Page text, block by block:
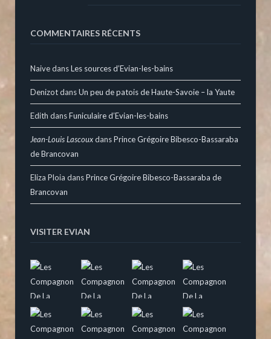
COMMENTAIRES RÉCENTS
NaivedansLes sources d’Evian-les-bains
DenizotdansUn peu de patois de Haute-Savoie – la Yaute
Edith dansFuniculaire d’Evian-les-bains
Jean-Louis LascouxdansPrince Grégoire Bibesco-Bassaraba
de Brancovan
Eliza Ploia dansPrince Grégoire Bibesco-Bassaraba de
Brancovan
VISITER EVIAN